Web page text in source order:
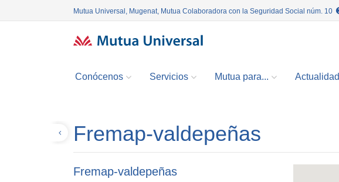
Mutua Universal, Mugenat, Mutua Colaboradora con la Seguridad Social núm. 10
Conócenos Servicios Mutua para... Actualidad
Fremap-valdepeñas
Fremap-valdepeñas